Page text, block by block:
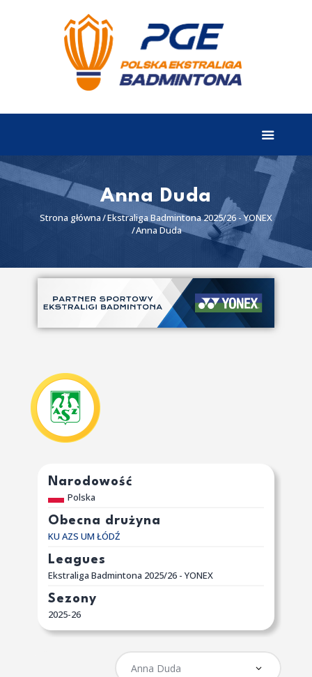
Anna Duda
Strona główna Ekstraliga Badmintona 2025/26 - YONEX
Anna Duda
EKSTRALIGA
Aktualności
Tabela
Wyniki
Terminarz
I liga
II liga
Narodowość
Polska
Obecna drużyna
KU AZS UM ŁÓDŹ
Leagues
Ekstraliga Badmintona 2025/26 - YONEX
Sezony
2025-26